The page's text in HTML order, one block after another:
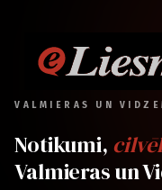
VALMIERAS UN
Notikumi,
Valmieras un